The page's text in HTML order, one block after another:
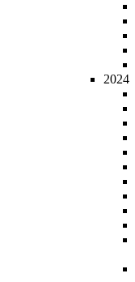
2024